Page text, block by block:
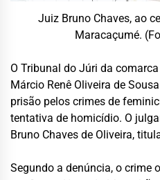
Juiz Bruno Chaves, ao
Maracaçumé.
O Tribunal do Júri da
Márcio Renê Oliveira de
prisão pelos crimes de
tentativa de homicídio. O
Bruno Chaves de Oliveira,
Segundo a denúncia, o crime